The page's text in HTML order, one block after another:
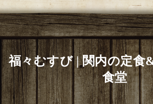
福々むすび | 関内の定食
食堂